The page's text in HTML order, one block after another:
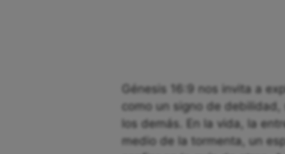
Génesis 16:9 nos invita a
como un signo de
los demás. En la vida, la
medio de la tormenta, un